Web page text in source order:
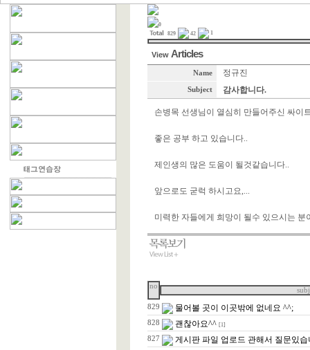
0
829
42 1
View Articles
Name 정규진
Subject 감사합니다.
손병목 선생님이 열심히 만들어주신 싸이
좋은 공부 하고 있습니다..
제인생의 많은 도움이 될것같습니다..
앞으로도 굳럭 하시고요,...
미력한 자들에게 희망이 될수 있으시는
no
829 물어볼 곳이 이곳밖에 없네요 ^^;
828 괜찮아요^^ [1]
827 게시판 파일 업로드 관해서 질문있습